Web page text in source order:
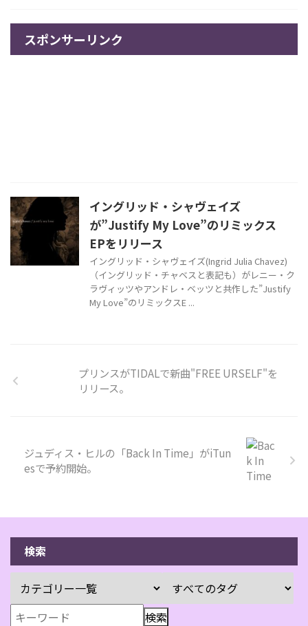
スポンサーリンク
イングリッド・シャヴェイズ
が”Justify My Love”のリミックス
EPをリリース
イングリッド・シャヴェイズ(Ingrid Julia Chavez)
（イングリッド・チャベスと表記も）がレニー・ク
ラヴィッツやアンドレ・ベッツと共作した”Justify
My Love”のリミックスE ...
プリンスがTIDALで新曲"FREE URSELF"を
リリース。
ジュディス・ヒルの「Back In Time」がiTun
esで予約開始。
検索